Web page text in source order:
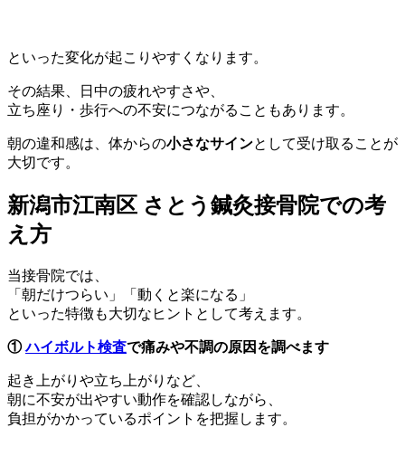
といった変化が起こりやすくなります。
その結果、日中の疲れやすさや、
立ち座り・歩行への不安につながることもあります。
朝の違和感は、体からの小さなサインとして受け取ることが
大切です。
新潟市江南区 さとう鍼灸接骨院での考
え方
当接骨院では、
「朝だけつらい」「動くと楽になる」
といった特徴も大切なヒントとして考えます。
①ハイボルト検査で痛みや不調の原因を調べます
起き上がりや立ち上がりなど、
朝に不安が出やすい動作を確認しながら、
負担がかかっているポイントを把握します。